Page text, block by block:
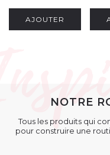
AJOUTER
NOTRE
Tous les produits qui
pour construire une